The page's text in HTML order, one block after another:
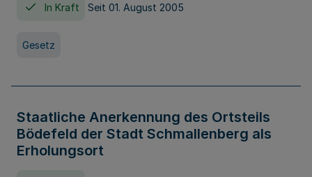
In Kraft Seit 01. August 2005
Gesetz
Staatliche Anerkennung des Ortsteils
Bödefeld der Stadt Schmallenberg als
Erholungsort